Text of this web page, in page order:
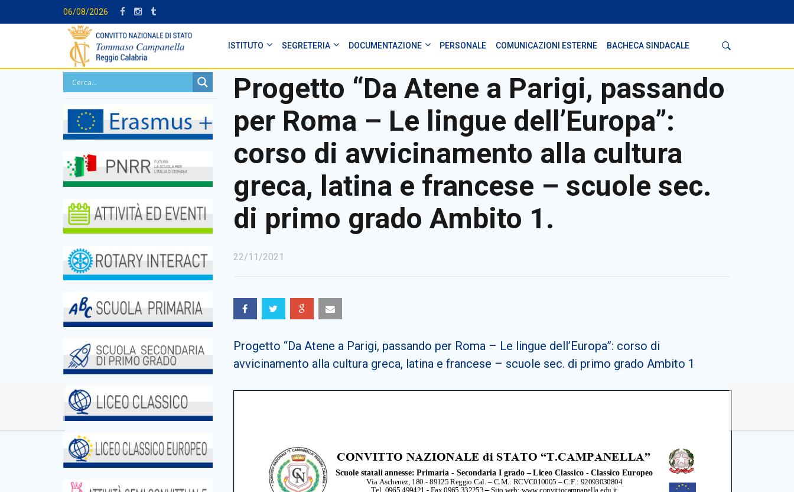
06/08/2026
ISTITUTO SEGRETERIA DOCUMENTAZIONE PERSONALE COMUNICAZIONI ESTERNE BACHECA SINDACALE
Progetto “Da Atene a Parigi, passando
per Roma – Le lingue dell’Europa”:
corso di avvicinamento alla cultura
greca, latina e francese – scuole sec.
di primo grado Ambito 1.
22/11/2021
Progetto “Da Atene a Parigi, passando per Roma – Le lingue dell’Europa”: corso di
avvicinamento alla cultura greca, latina e francese – scuole sec. di primo grado Ambito 1